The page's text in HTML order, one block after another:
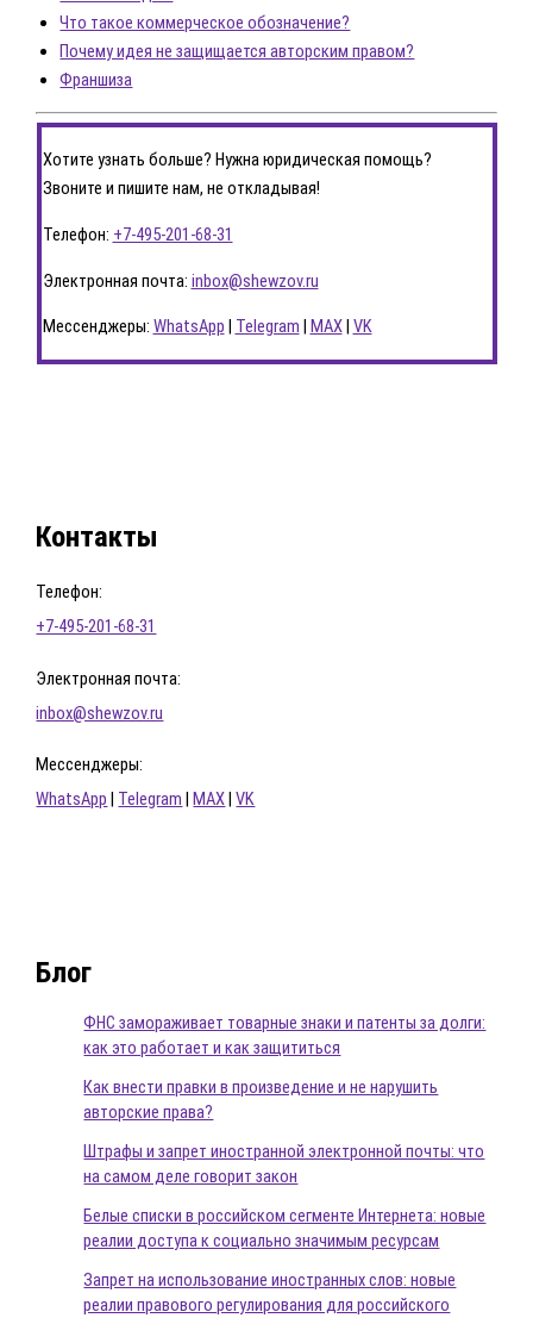
Что такое коммерческое обозначение?
Почему идея не защищается авторским правом?
Франшиза
Хотите узнать больше? Нужна юридическая помощь?
Звоните и пишите нам, не откладывая!
Телефон: +7-495-201-68-31
Электронная почта: inbox@shewzov.ru
Мессенджеры: WhatsApp | Telegram | MAX| VK
Контакты
Телефон:
+7-495-201-68-31
Электронная почта:
inbox@shewzov.ru
Мессенджеры:
WhatsApp
Telegram MAX |VK
Блог
ФНС замораживает товарные знаки и патенты за долги:
как это работает и как защититься
Как внести правки в произведение и не нарушить
авторские права?
Штрафы и запрет иностранной электронной почты: что
на самом деле говорит закон
Белые списки в российском сегменте Интернета: новые
реалии доступа к социально значимым ресурсам
Запрет на использование иностранных слов: новые
реалии правового регулирования для российского